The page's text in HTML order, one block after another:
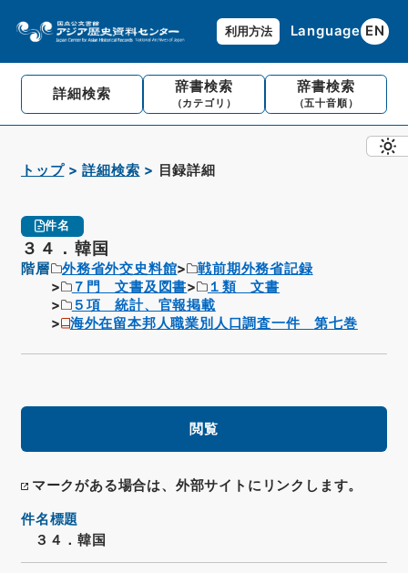
利用方法 Language EN
詳細検索 辞書検索
（カテゴリ）
辞書検索
（五十音順）
トップ 詳細検索 目録詳細
件名
３４．韓国
階層 外務省外交史料館
戦前期外務省記録
７門 文書及図書
１類 文書
５項 統計、官報掲載
海外在留本邦人職業別人口調査一件 第七巻
閲覧
マークがある場合は、外部サイトにリンクします。
件名標題
３４．韓国